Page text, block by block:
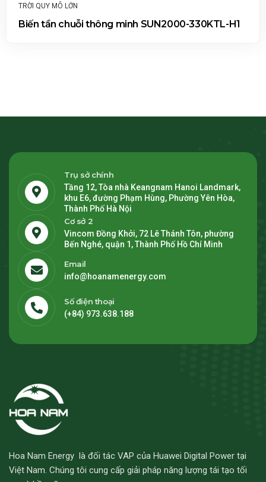
NGHIỆP (C&I)
Biến tần chuỗi thông minh SUN2000-150K-
Trụ sở chính
Tầng 12, Tòa nhà Keangnam Hanoi Landmark,
khu E6, đường Phạm Hùng, Phường Yên Hòa,
Thành Phố Hà Nội
Cơ sở 2
Vincom Đồng Khởi, 72 Lê Thánh Tôn, phường
Bến Nghé, quận 1, Thành Phố Hồ Chí Minh
Email
info@hoanamenergy.com
Số điện thoại
(+84) 973.638.188
Hoa Nam Energy là đối tác VAP của Huawei Digital Power tại
Việt Nam. Chúng tôi cung cấp giải pháp năng lượng tái tạo tối